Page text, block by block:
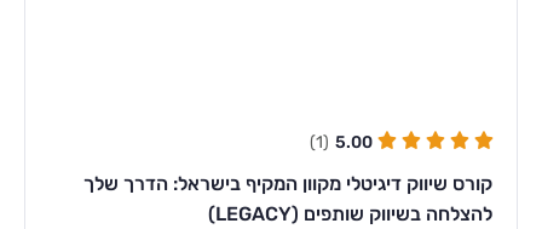
5.00
(1)
קורס שיווק דיגיטלי מקוון המקיף בישראל: הדרך שלך
להצלחה בשיווק שותפים (LEGACY)